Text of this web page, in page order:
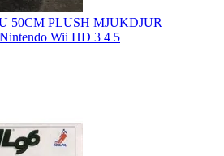
50CM PLUSH MJUKDJUR
Wii HD 3 4 5